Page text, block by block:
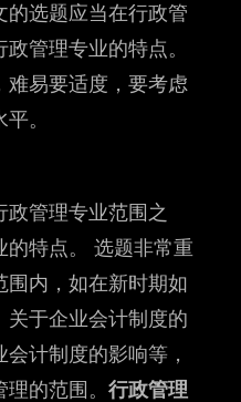
的选题应当在行政管
管理专业的特点。
难易要适度，要考虑
。
管理专业范围之
的特点。 选题非常重
围内，如在新时期如
关于企业会计制度的
计制度的影响等，
的范围。 行政管理